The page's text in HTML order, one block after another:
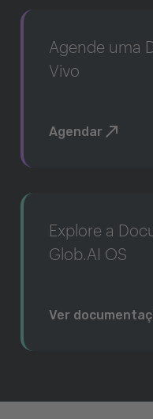
Agende uma
Vivo
Agendar
Explore a
Glob.AI OS
Ver